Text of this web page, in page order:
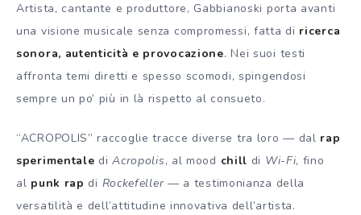
Artista, cantante e produttore, Gabbianoski porta avanti
una visione musicale senza compromessi, fatta di ricerca
sonora, autenticità e provocazione. Nei suoi testi
affronta temi diretti e spesso scomodi, spingendosi
sempre un po’ più in là rispetto al consueto.
“ACROPOLIS” raccoglie tracce diverse tra loro — dal rap
sperimentale diAcropolis, al mood chill di Wi-Fi, fino
al punk rap di Rockefeller— a testimonianza della
versatilità e dell’attitudine innovativa dell’artista.